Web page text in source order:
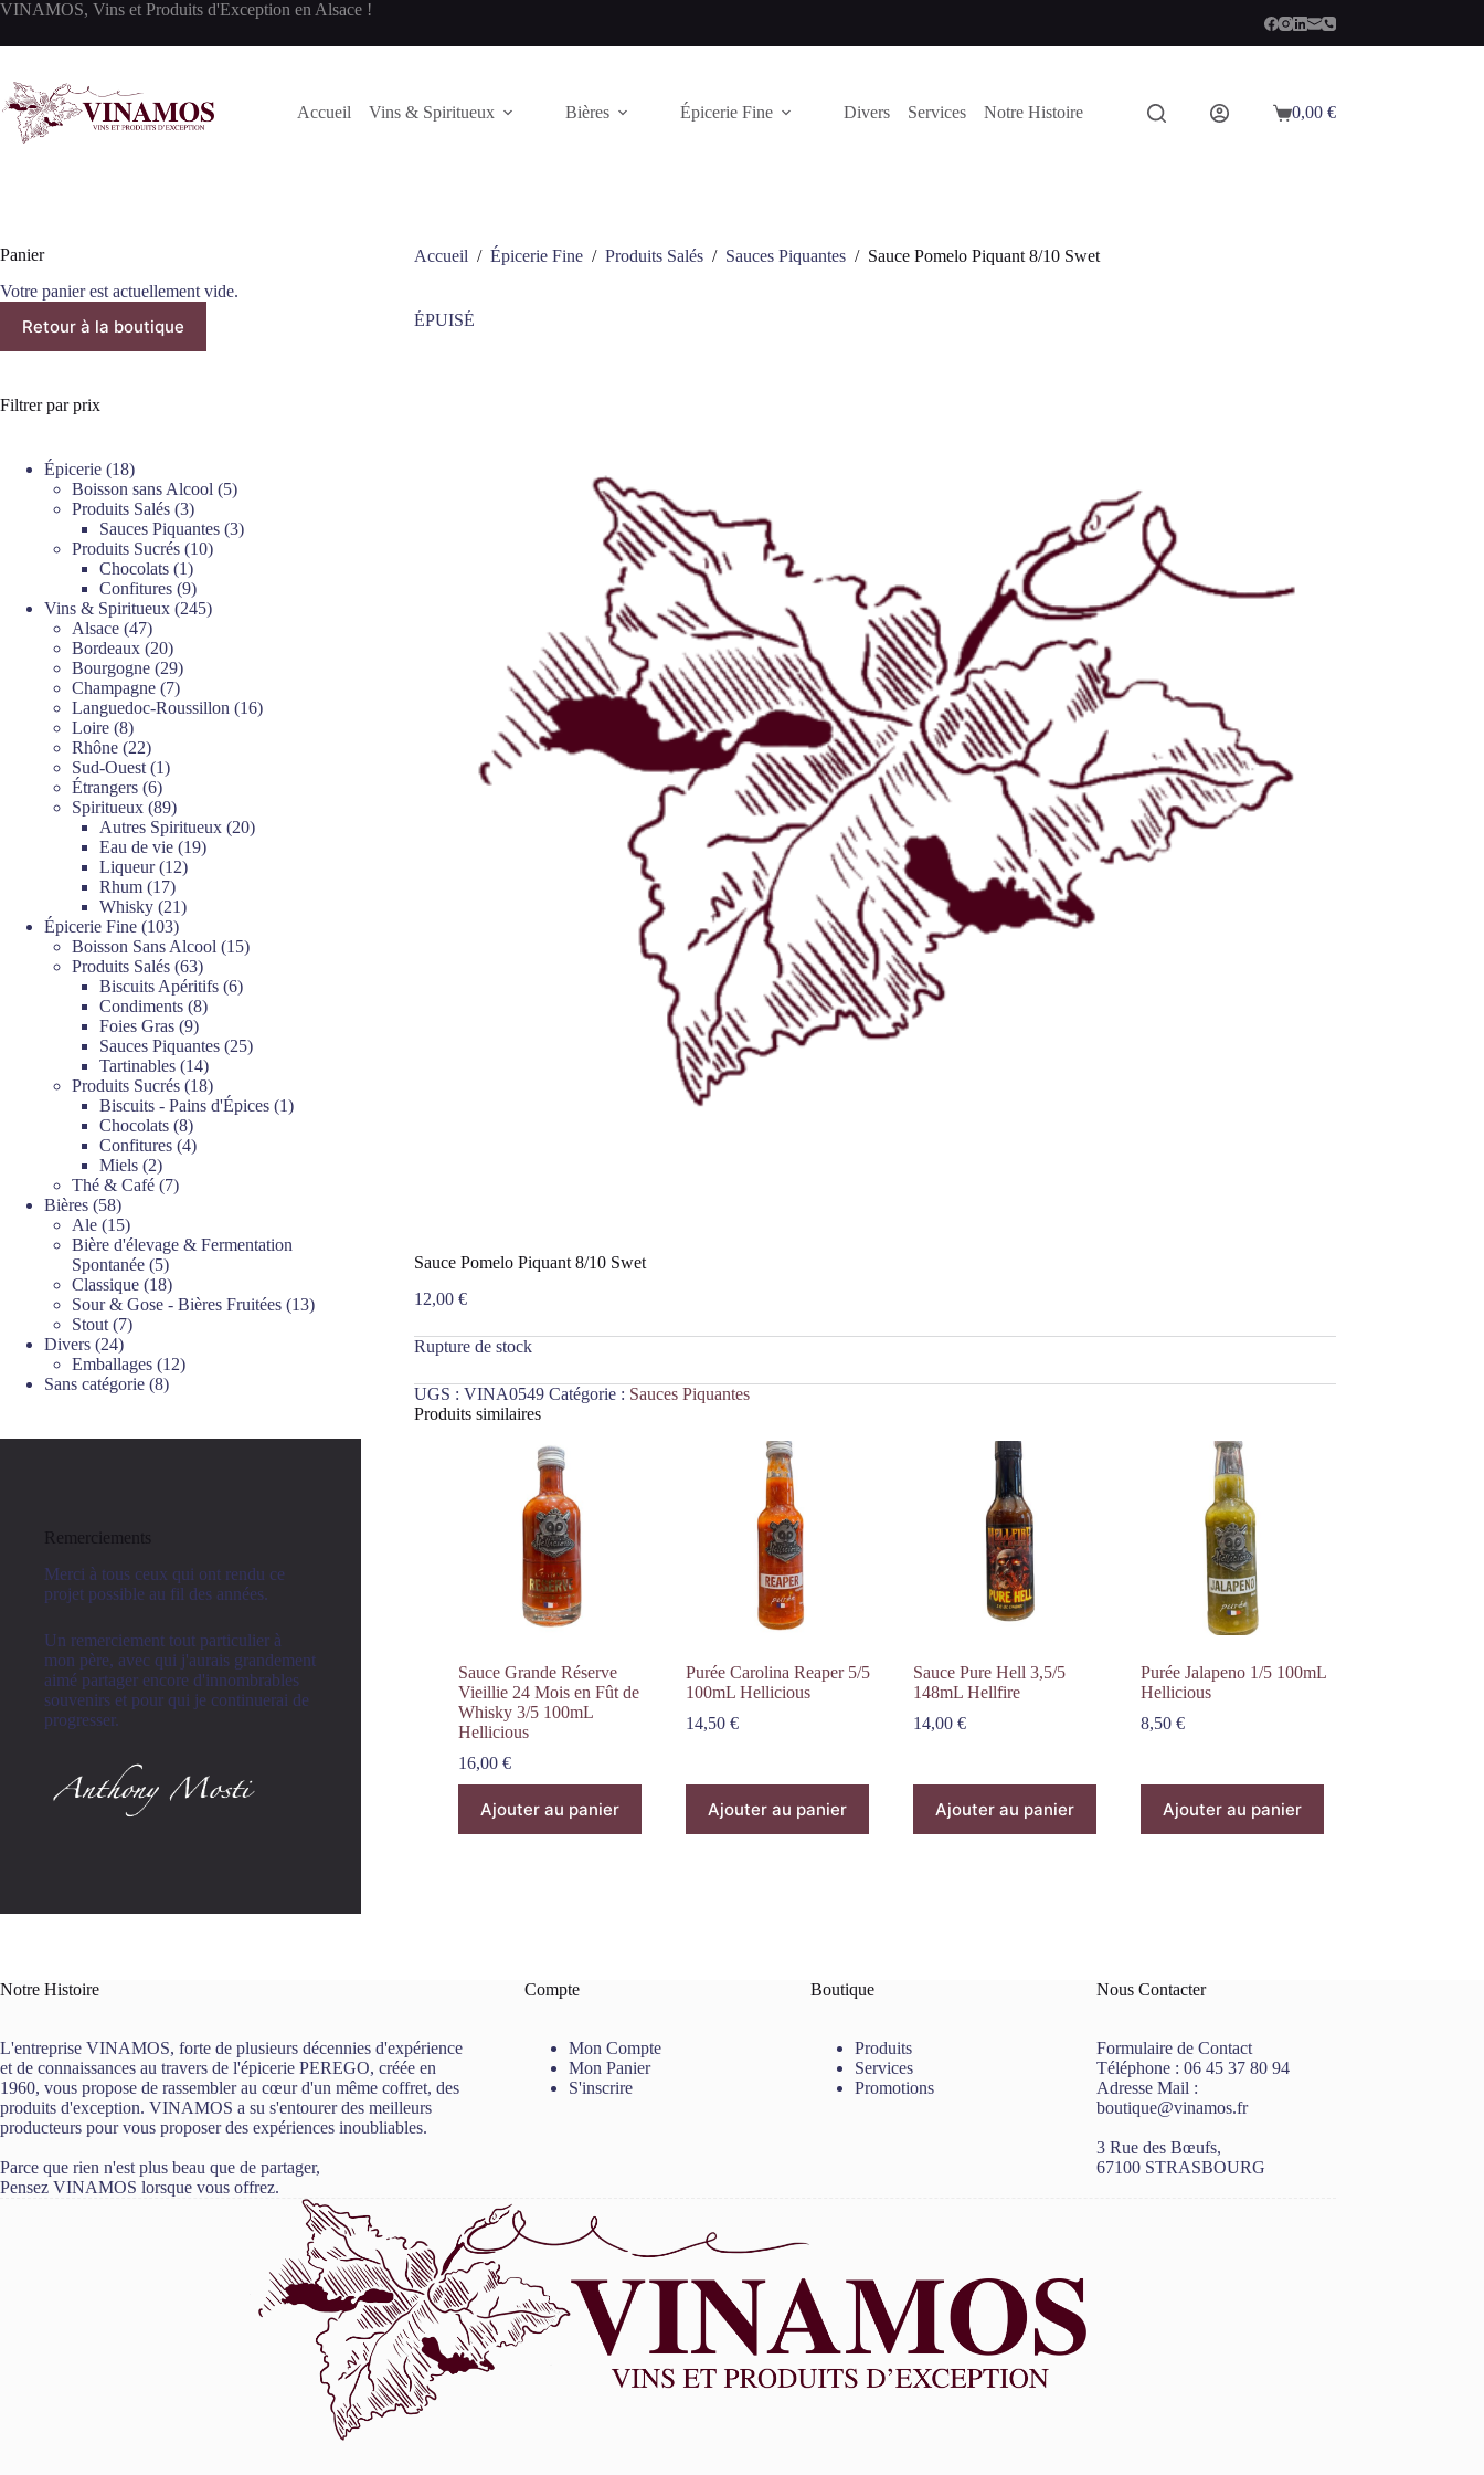
Passer
contenu
VINAMOS, Vins et Produits d'Exception en Alsace !
Accueil Vins & Spiritueux Bières Épicerie Fine Divers Services Notre Histoire
Panier
0,00 €
Accueil / Épicerie Fine / Produits Salés / Sauces Piquantes / Sauce Pomelo Piquant 8/10 Swet
ÉPUISÉ
Sauce Pomelo Piquant 8/10 Swet
12,00 €
Rupture de stock
UGS : VINA0549 Catégorie : Sauces Piquantes
Produits similaires
Sauce Grande Réserve
Vieillie 24 Mois en Fût de
Whisky 3/5 100mL
Hellicious
16,00 €
Ajouter au panier
Purée Carolina Reaper 5/5
100mL Hellicious
14,50€
Ajouter au panier
Sauce Pure Hell 3,5/5
148mL Hellfire
14,00€
Ajouter au panier
Purée Jalapeno 1/5 100mL
Hellicious
8,50€
Ajouter au panier
Panier
Votre panier est actuellement vide.
Retour à la boutique
Filtrer par prix
Épicerie 1818
produits
Boisson sans Alcool 55
Produits Salés 33
produits
Sauces Piquantes 33
Produits Sucrés 1010
Chocolats 11
produit
Confitures 99
produits
Vins & Spiritueux 245245
Alsace 4747
produits
Bordeaux 2020
produits
Bourgogne 2929
produits
Champagne 77
produits
Languedoc-Roussillon 1616
Loire 88
produits
Rhône 2222
produits
Sud-Ouest 11
Étrangers 66
produits
Spiritueux 8989
produits
Autres Spiritueux 2020
Eau de vie 1919
Liqueur 1212
Rhum 1717
produits
Whisky 2121
Épicerie Fine 103103
produits
Boisson Sans Alcool 1515
Produits Salés 6363
produits
Biscuits Apéritifs 66
Condiments 88
Foies Gras 99
produits
Sauces Piquantes 2525
Tartinables 1414
produits
Produits Sucrés 1818
produits
Biscuits - Pains d'Épices 11
Chocolats 88
produits
Confitures 44
Miels 22
produits
Thé & Café 77
Bières 5858
produits
Ale 1515
produits
Bière d'élevage & Fermentation
Spontanée 55
produits
Classique 1818
produits
Sour & Gose - Bières Fruitées 1313
Stout 77
Divers 2424
produits
Emballages 1212
Sans catégorie 88
Remerciements
Merci à tous ceux qui ont rendu ce
projet possible au fil des années.
Un remerciement tout particulier à
mon père, avec qui j'aurais grandement
aimé partager encore d'innombrables
souvenirs et pour qui je continuerai de
progresser.
Notre Histoire
L'entreprise VINAMOS, forte de plusieurs décennies d'expérience
et de connaissances au travers de l'épicerie PEREGO, créée en
1960, vous propose de rassembler au cœur d'un même coffret, des
produits d'exception. VINAMOS a su s'entourer des meilleurs
producteurs pour vous proposer des expériences inoubliables.
Parce que rien n'est plus beau que de partager,
Pensez VINAMOS lorsque vous offrez.
Compte
Mon Compte
Mon Panier
S'inscrire
Boutique
Produits
Services
Promotions
Nous Contacter
Formulaire de Contact
Téléphone :06 45 37 80 94
Adresse Mail :
boutique@vinamos.fr
3 Rue des Bœufs,
67100 STRASBOURG